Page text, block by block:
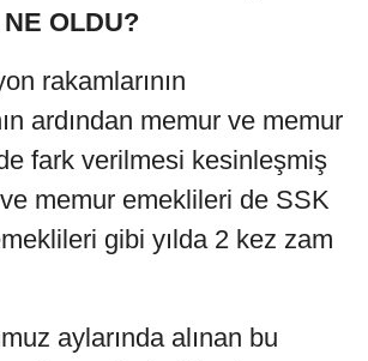
OLDU?
rakamlarının
ardından memur ve memur
fark verilmesi kesinleşmiş
memur emeklileri de SSK
gibi yılda 2 kez zam
aylarında alınan bu